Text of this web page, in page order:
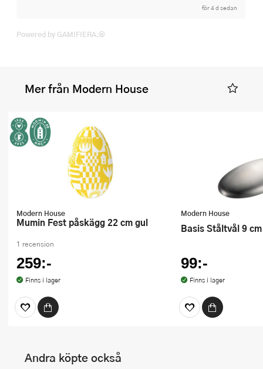
för 4 d sedan
Powered by GAMIFIERA.®
Mer från Modern House
Modern House
Mumin Fest påskägg 22 cm gul
1 recension
259:-
Finns i lager
Modern House
Basis Ståltvål 9
99:-
Finns i lager
Andra köpte också